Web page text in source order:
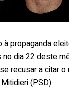
propaganda
no dia 22 deste
recusar a citar o
(PSD).